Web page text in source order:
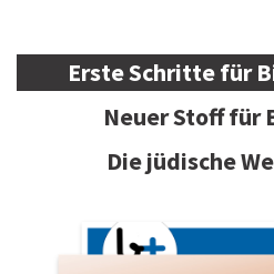
Erste Schritte für
Neuer Stoff für
Die jüdische